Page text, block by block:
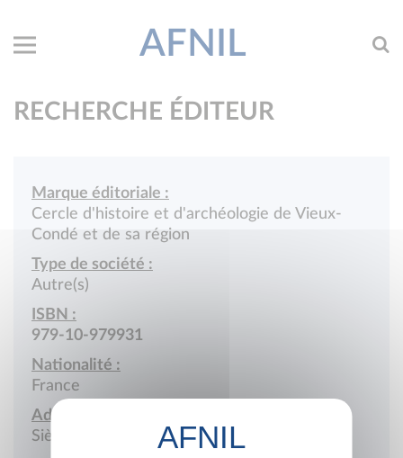
AFNIL
RECHERCHE ÉDITEUR
Marque éditoriale :
Cercle d'histoire et d'archéologie de Vieux-
Condé et de sa région
Type de société :
Autre(s)
ISBN :
979-10-979931
Nationalité :
France
Adresse :
Siège social